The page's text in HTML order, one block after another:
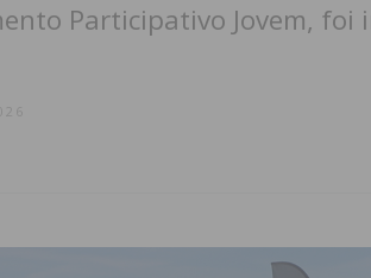
Participativo Jovem,